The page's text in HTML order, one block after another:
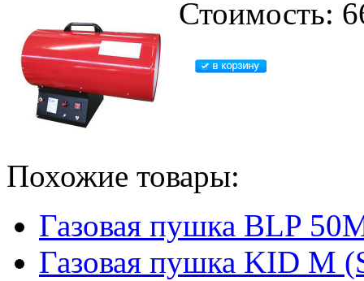
Стоимость:
Похожие товары:
Газовая пушка BLP
Газовая пушка KID M